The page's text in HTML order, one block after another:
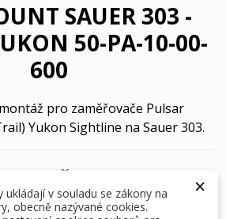
SAUER 303 -
50-PA-10-00-
600
pro zaměřovače Pulsar
Yukon Sightline na Sauer 303.
Kč ×
v souladu se zákony na
obecně nazývané cookies.